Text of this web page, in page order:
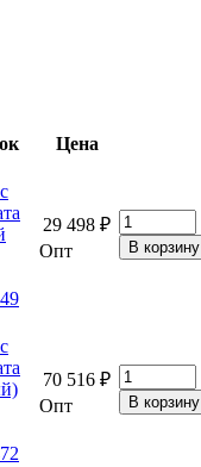
Цена
29 498 ₽
Опт
70 516 ₽
Опт